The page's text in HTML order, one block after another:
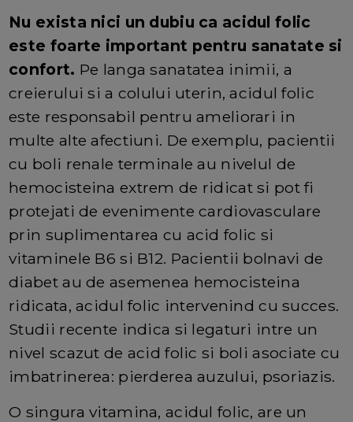
Nu exista nici un dubiu ca acidul folic
este foarte important pentru sanatate si
confort. Pe langa sanatatea inimii, a
creierului si a colului uterin, acidul folic
este responsabil pentru ameliorari in
multe alte afectiuni. De exemplu, pacientii
cu boli renale terminale au nivelul de
hemocisteina extrem de ridicat si pot fi
protejati de evenimente cardiovasculare
prin suplimentarea cu acid folic si
vitaminele B6 si B12. Pacientii bolnavi de
diabet au de asemenea hemocisteina
ridicata, acidul folic intervenind cu succes.
Studii recente indica si legaturi intre un
nivel scazut de acid folic si boli asociate cu
imbatrinerea: pierderea auzului, psoriazis.
O singura vitamina, acidul folic, are un